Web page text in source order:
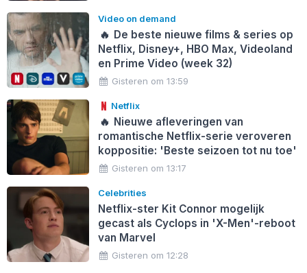
Video on demand
🔥 De beste nieuwe films & series op
Netflix, Disney+, HBO Max, Videoland
en Prime Video (week 32)
Gisteren om 13:59
Netflix
🔥 Nieuwe afleveringen van
romantische Netflix-serie veroveren
koppositie: 'Beste seizoen tot nu toe'
Gisteren om 13:17
Celebrities
Netflix-ster Kit Connor mogelijk
gecast als Cyclops in 'X-Men'-reboot
van Marvel
Gisteren om 12:28